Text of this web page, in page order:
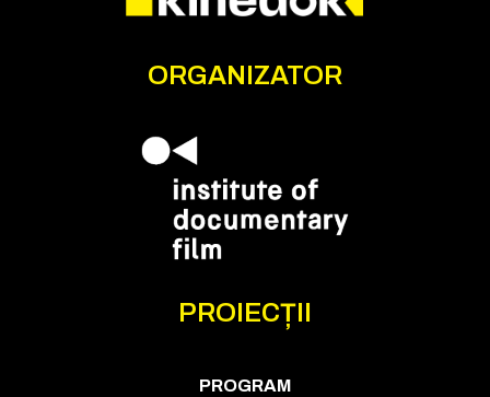
ORGANIZATOR
PROIECȚII
PROGRAM